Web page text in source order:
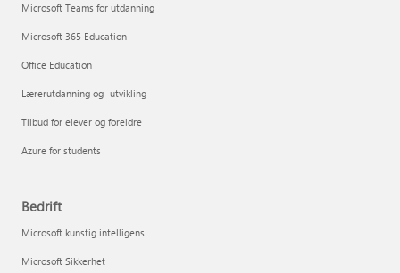
Microsoft Teams for utdanning
Microsoft 365 Education
Office Education
Lærerutdanning og -utvikling
Tilbud for elever og foreldre
Azure for students
Bedrift
Microsoft kunstig intelligens
Microsoft Sikkerhet